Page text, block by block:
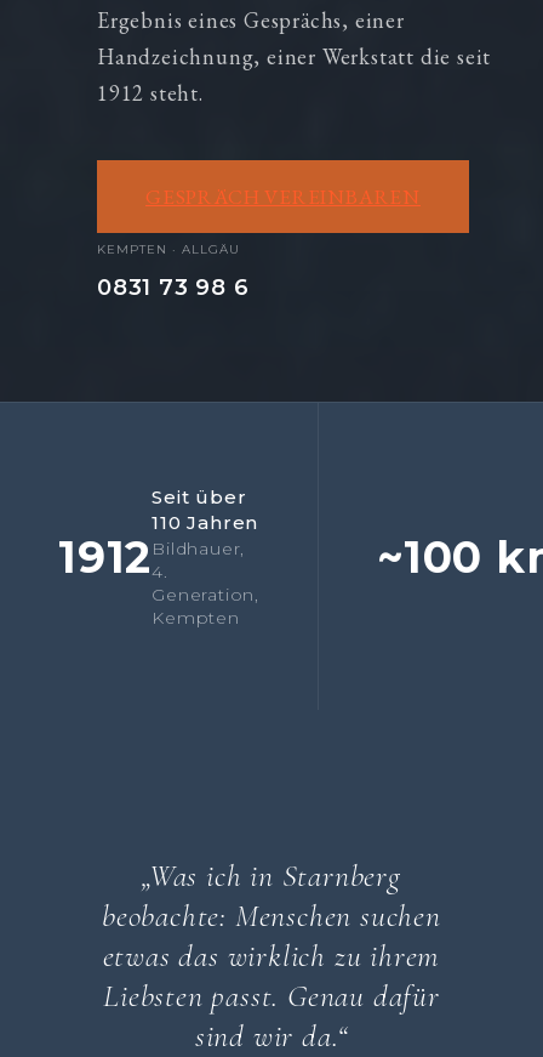
Ergebnis eines Gesprächs, einer
Handzeichnung, einer Werkstatt die seit
1912 steht.
GESPRÄCH VEREINBAREN
KEMPTEN · ALLGÄU
0831 73 98 6
1912
Seit über
110 Jahren
Bildhauer,
4.
Generation,
Kempten
~100
„Was ich in Starnberg
beobachte: Menschen suchen
etwas das wirklich zu ihrem
Liebsten passt. Genau dafür
sind wir da.“